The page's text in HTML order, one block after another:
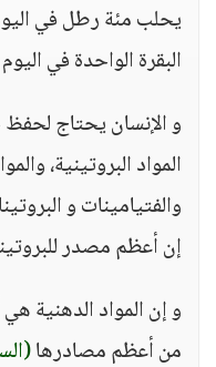
يحلب مئة رطل في
البقرة الواحدة في اليوم
و الإنسان يحتاج
المواد البروتينية،
والفتيامينات و
إن أعظم مصدر
و إن المواد الدهنية
من أعظم مصادرها